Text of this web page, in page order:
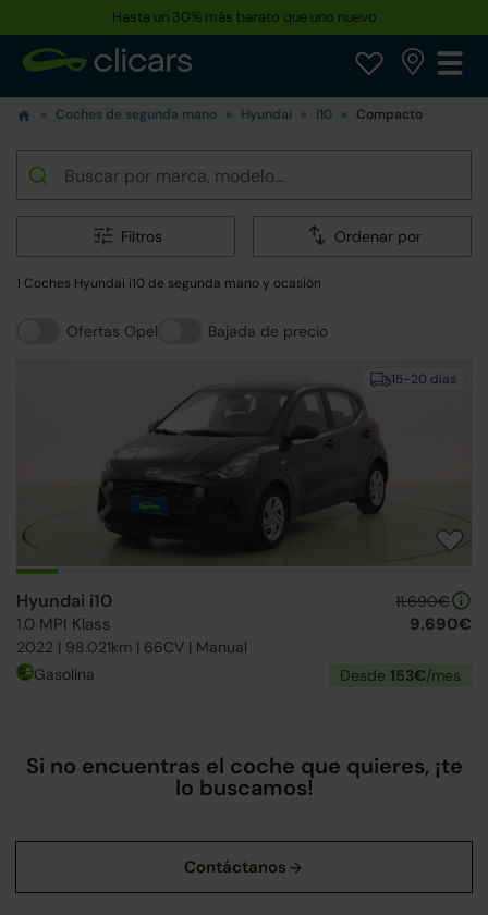
Hasta un 30% más barato que uno nuevo
Coches de segunda mano Hyundai i10 Compacto
Filtros Ordenar por
1 Coches Hyundai i10 de segunda mano y ocasión
Ofertas Opel Bajada de precio
15-20 días
Hyundai i10
1.0 MPI Klass
2022 | 98.021km | 66CV | Manual
11.690€
9.690€
Gasolina Desde 153€/mes
Si no encuentras el coche que quieres, ¡te
lo buscamos!